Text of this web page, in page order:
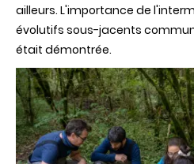
ailleurs. L'importance de
évolutifs sous-jacents
était démontrée.